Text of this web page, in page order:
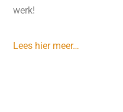
werk!
Lees hier meer…